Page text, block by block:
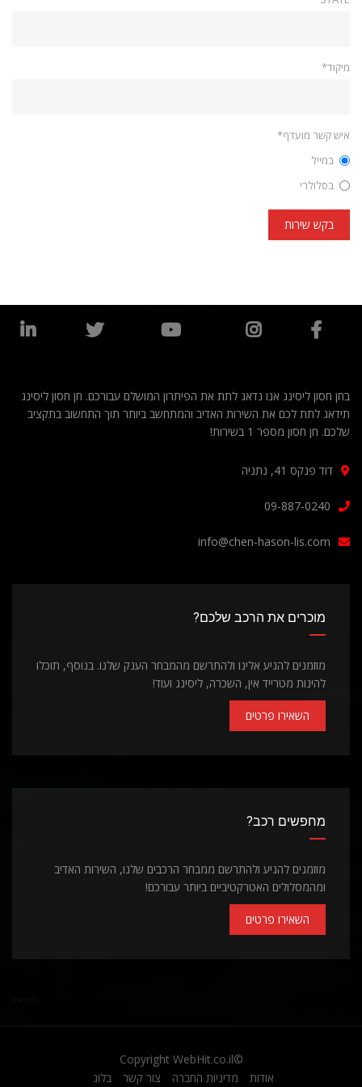
מיקוד*
איש קשר מועדף*
במייל
בסלולרי
בקש שירות
בחן חסון ליסינג אנו נדאג לתת את הפיתרון המושלם עבורכם. חן חסון ליסינג
תידאג לתת לכם את השירות האדיב והמתחשב ביותר תוך התחשוב בתקציב
שלכם. חן חסון מספר 1 בשירות!
דוד פנקס 41, נתניה
09-887-0240
info@chen-hason-lis.com
מוכרים את הרכב שלכם?
מוזמנים להגיע אלינו ולהתרשם מהמבחר הענק שלנו. בנוסף, תוכלו
להינות מטרייד אין, השכרה, ליסינג ועוד!
השאירו פרטים
מחפשים רכב?
מוזמנים להגיע ולהתרשם ממבחר הרכבים שלנו, השירות האדיב
ומהמסלולים האטרקטיביים ביותר עבורכם!
השאירו פרטים
©Copyright
WebHit.co.il
אודות
מדיניות החברה צור קשר בלוג